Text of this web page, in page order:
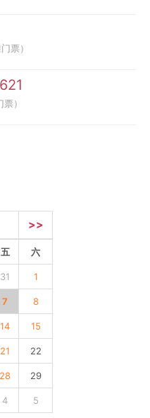
票）
票）
>>
五 六
31 1
7 8
14 15
21 22
28 29
4 5